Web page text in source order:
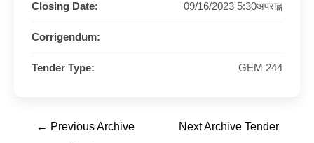
Closing Date: 09/16/2023 5:30अपराह्न
Corrigendum:
Tender Type: GEM 244
← Previous Archive
Next Archive Tender